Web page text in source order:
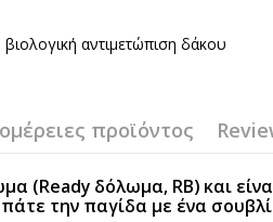
βιολογική αντιμετώπιση δάκου
προϊόντος
(Ready δόλωμα, RB) και
την παγίδα με ένα